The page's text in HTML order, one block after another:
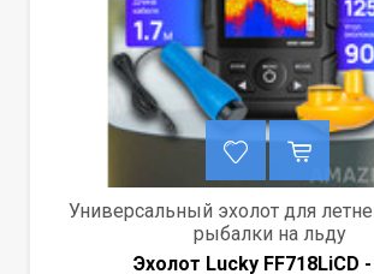
Универсальный эхолот для
рыбалки на льду
Эхолот Lucky FF718LiCD -